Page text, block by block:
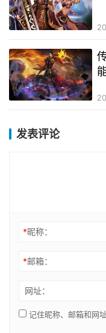
发表评论
*昵称：
*邮箱：
网址：
记住昵称、邮箱和网